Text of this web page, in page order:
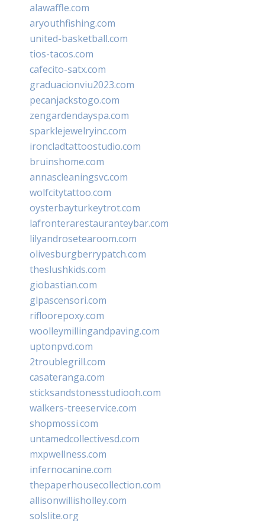
alawaffle.com
aryouthfishing.com
united-basketball.com
tios-tacos.com
cafecito-satx.com
graduacionviu2023.com
pecanjackstogo.com
zengardendayspa.com
sparklejewelryinc.com
ironcladtattoostudio.com
bruinshome.com
annascleaningsvc.com
wolfcitytattoo.com
oysterbayturkeytrot.com
lafronterarestauranteybar.com
lilyandrosetearoom.com
olivesburgberrypatch.com
theslushkids.com
giobastian.com
glpascensori.com
rifloorepoxy.com
woolleymillingandpaving.com
uptonpvd.com
2troublegrill.com
casateranga.com
sticksandstonesstudiooh.com
walkers-treeservice.com
shopmossi.com
untamedcollectivesd.com
mxpwellness.com
infernocanine.com
thepaperhousecollection.com
allisonwillisholley.com
solslite.org